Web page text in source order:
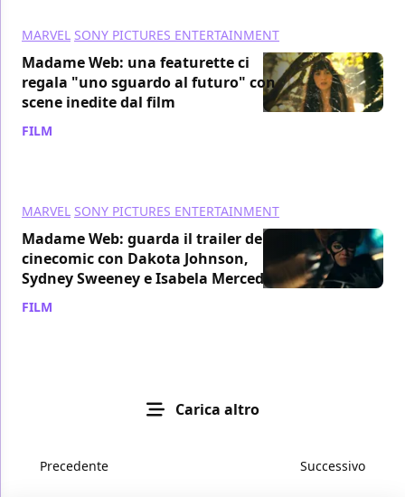
MARVEL SONY PICTURES ENTERTAINMENT
Madame Web: una featurette ci
regala "uno sguardo al futuro" con
scene inedite dal film
FILM
MARVEL SONY PICTURES ENTERTAINMENT
Madame Web: guarda il trailer del
cinecomic con Dakota Johnson,
Sydney Sweeney e Isabela Merced
FILM
Carica altro
Precedente Successivo